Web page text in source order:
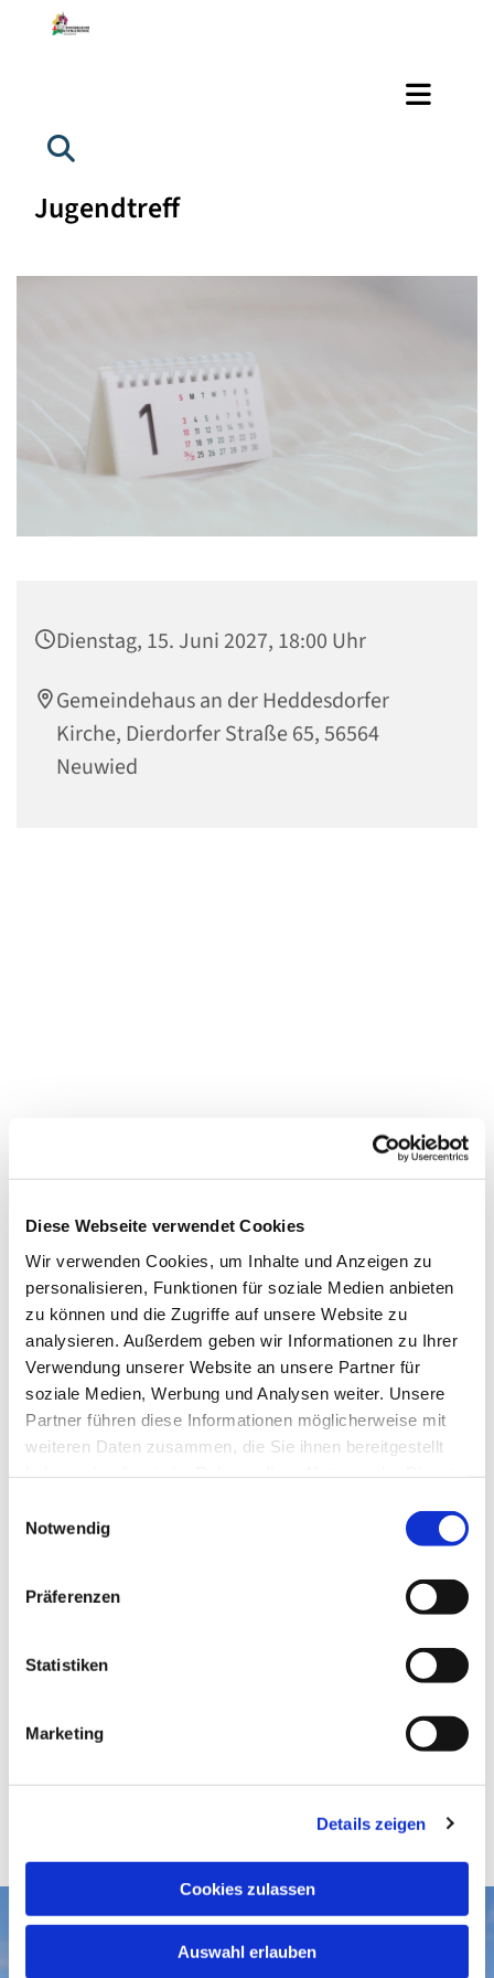
Diese Webseite verwendet Cookies
Wir verwenden Cookies, um Inhalte und Anzeigen zu
personalisieren, Funktionen für soziale Medien anbieten
zu können und die Zugriffe auf unsere Website zu
analysieren. Außerdem geben wir Informationen zu Ihrer
Verwendung unserer Website an unsere Partner für
soziale Medien, Werbung und Analysen weiter. Unsere
Partner führen diese Informationen möglicherweise mit
weiteren Daten zusammen, die Sie ihnen bereitgestellt
Notwendig
Präferenzen
Statistiken
Marketing
Details zeigen
Cookies zulassen
Auswahl erlauben
Jugendtreff
Dienstag, 15. Juni 2027, 18:00 Uhr
Gemeindehaus an der Heddesdorfer
Kirche, Dierdorfer Straße 65, 56564
Neuwied
Dies könnte Sie auch interessieren